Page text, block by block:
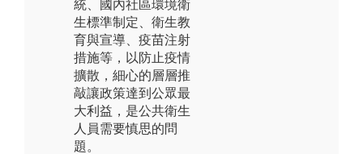
統、國內社區環境衛
生標準制定、衛生教
育與宣導、疫苗注射
措施等，以防止疫情
擴散，細心的層層推
敲讓政策達到公眾最
大利益，是公共衛生
人員需要慎思的問
題。